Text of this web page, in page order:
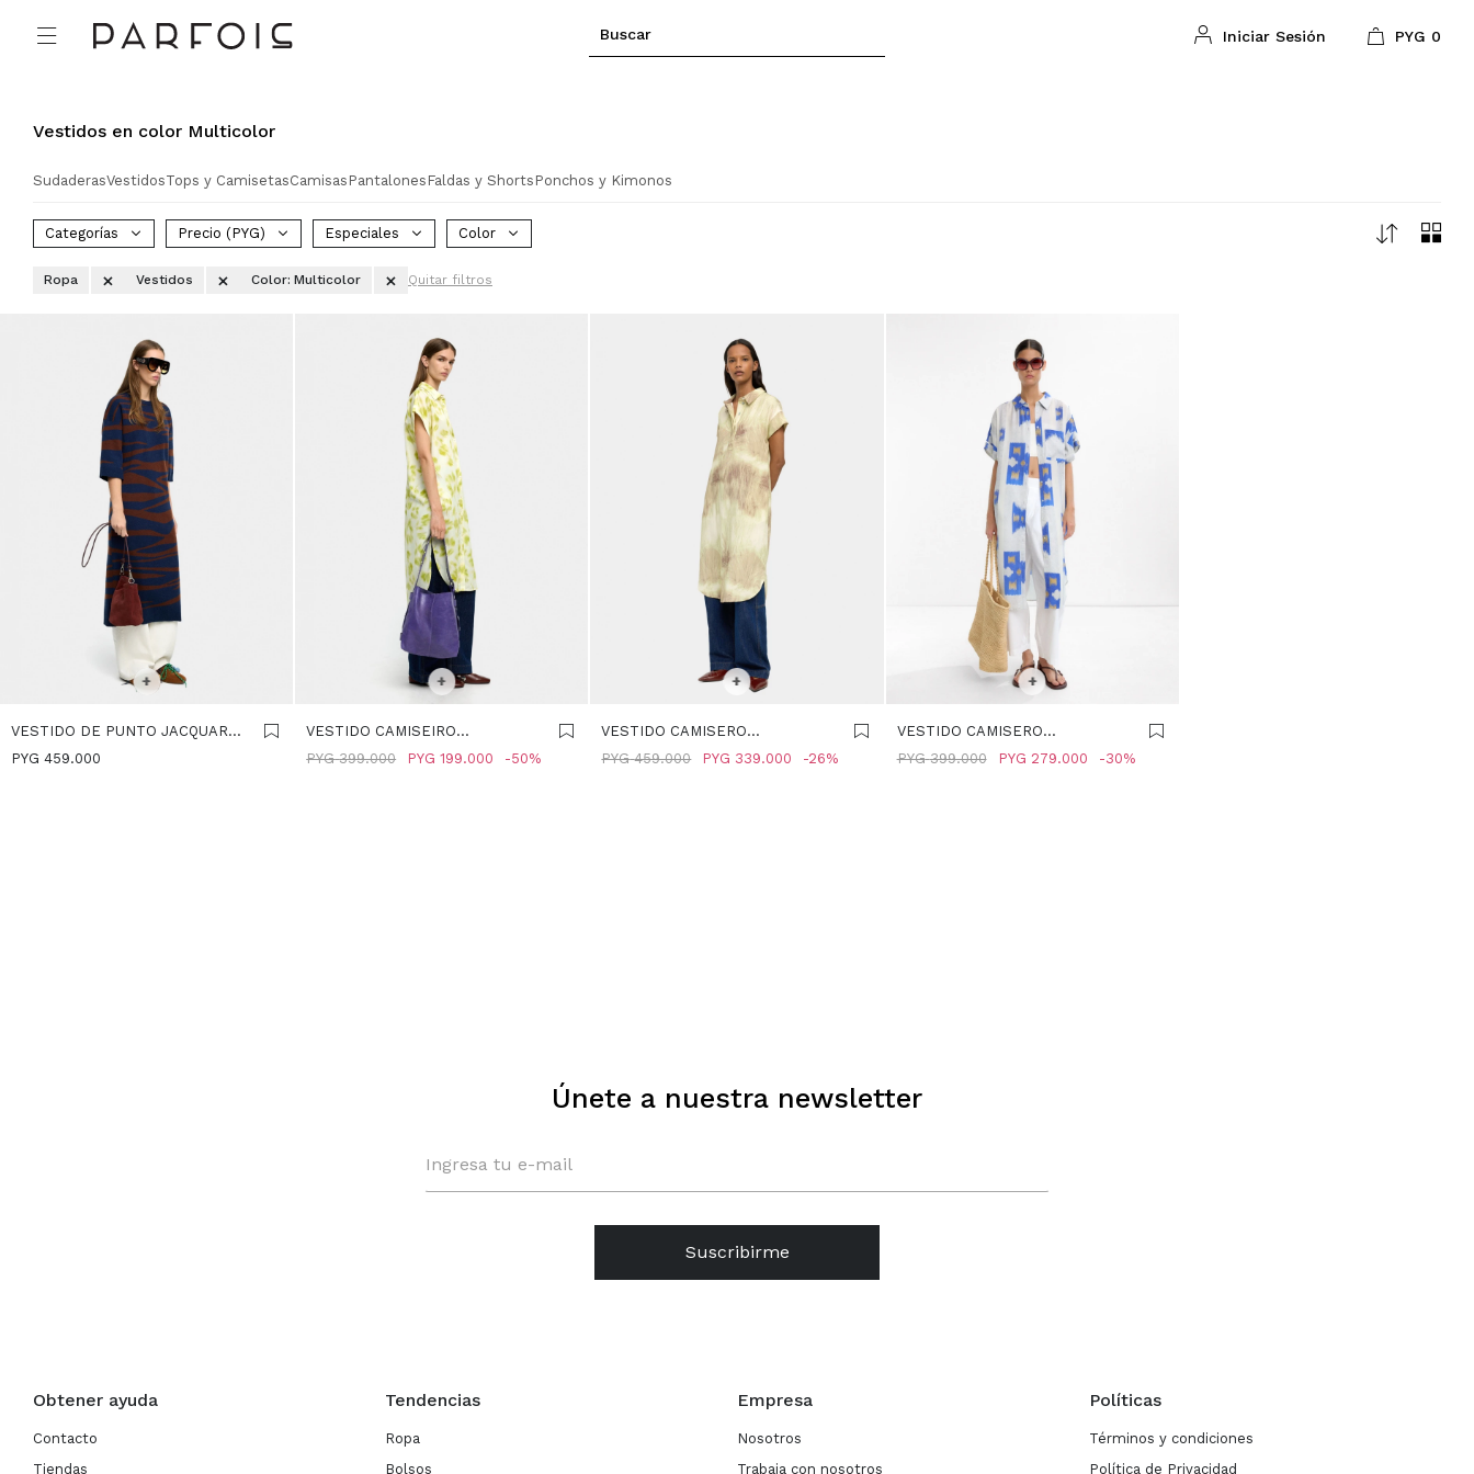
PYG 0

Vestidos en color Multicolor
SudaderasVestidosTops y CamisetasCamisas Pantalones Faldas y Shorts Ponchos y Kimonos
Categorías Precio (PYG) Especiales Color
Ropa Vestidos Color: Multicolor Quitar filtros
SELECCIONAR TALLE
+
VESTIDO DE PUNTO JACQUARD
- MULTICOLOR
PYG 459.000
SELECCIONAR TALLE
+
VESTIDO CAMISEIRO
ESTAMPADO - MULTICOLOR
PYG 199.000
PYG 399.000 50
SELECCIONAR TALLE
+
VESTIDO CAMISERO
ESTAMPADO - MULTICOLOR
PYG 339.000
PYG 459.000 26
SELECCIONAR TALLE
+
VESTIDO CAMISERO
ESTAMPADO 100% LYOCELL -
PYG 279.000
PYG 399.000 30
Obtener ayuda
Contacto
Tiendas
Tendencias
Ropa
Bolsos
Empresa
Nosotros
Trabaja con nosotros
Políticas
Términos y condiciones
Política de Privacidad
Únete a nuestra newsletter
Suscribirme